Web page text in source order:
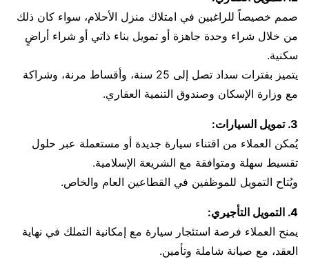
صمم خصيصاً للراغبين في امتلاك منزل الأحلام، سواء كان ذلك
من خلال شراء وحدة جاهزة أو تمويل بناء ذاتي أو شراء أراضٍ
سكنية.
يتميز بفترات سداد تصل إلى 25 سنة، وأقساط مرنة، وشراكة
مع وزارة الإسكان وصندوق التنمية العقاري.
3. تمويل السيارات:
يُمكن العملاء من اقتناء سيارة جديدة أو مستعملة عبر حلول
تقسيط سهلة ومتوافقة مع الشريعة الإسلامية.
ويُتاح التمويل للموظفين في القطاعين العام والخاص.
4. التمويل التأجيري:
يمنح العملاء فرصة استئجار سيارة مع إمكانية التملك في نهاية
العقد، مع صيانة شاملة وتأمين.